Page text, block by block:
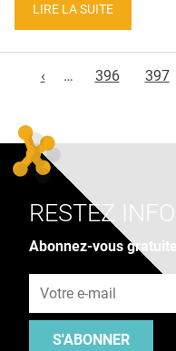
LIRE LA SUITE
‹
… 396 397
RESTEZ
Abonnez-vous
S'ABONNER